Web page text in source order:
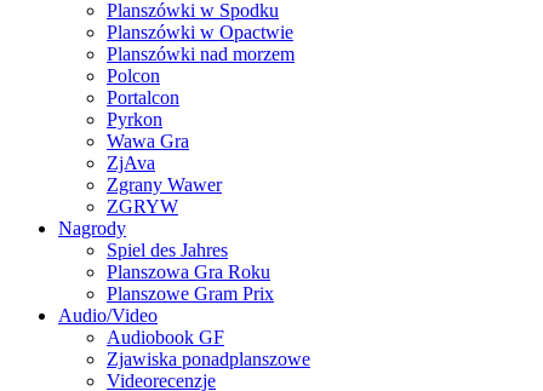
Planszówki w Spodku
Planszówki w Opactwie
Planszówki nad morzem
Polcon
Portalcon
Pyrkon
Wawa Gra
ZjAva
Zgrany Wawer
ZGRYW
Nagrody
Spiel des Jahres
Planszowa Gra Roku
Planszowe Gram Prix
Audio/Video
Audiobook GF
Zjawiska ponadplanszowe
Videorecenzje